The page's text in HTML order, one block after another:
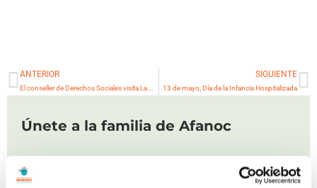
Ant
ANTERIOR
El conseller de Derechos Sociales visita La Casa de los Xuklis
SIGUIENTE
13 de mayo, Día de la Infancia Hospitalizada
Únete a la familia de Afanoc